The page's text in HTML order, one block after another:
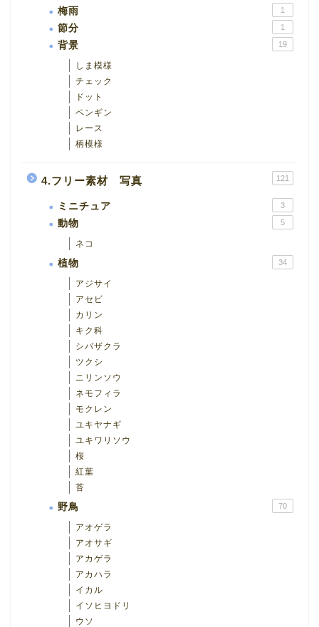
梅雨 1
節分 1
背景 19
しま模様
チェック
ドット
ペンギン
レース
柄模様
4.フリー素材 写真 121
ミニチュア 3
動物 5
ネコ
植物 34
アジサイ
アセビ
カリン
キク科
シバザクラ
ツクシ
ニリンソウ
ネモフィラ
モクレン
ユキヤナギ
ユキワリソウ
桜
紅葉
苔
野鳥 70
アオゲラ
アオサギ
アカゲラ
アカハラ
イカル
イソヒヨドリ
ウソ